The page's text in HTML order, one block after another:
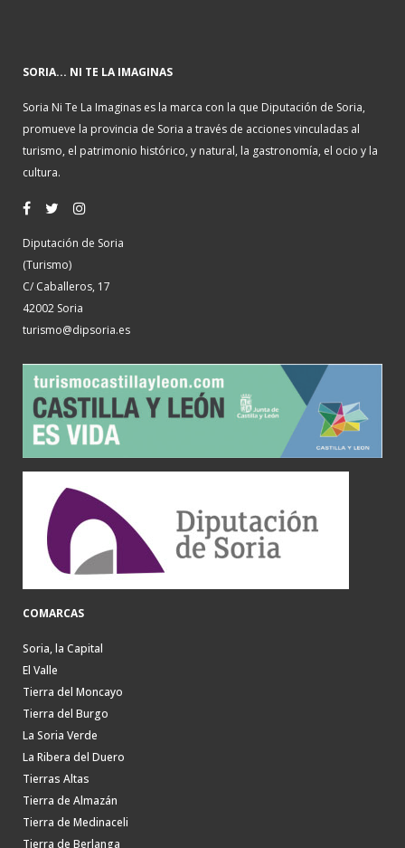
SORIA... NI TE LA IMAGINAS
Soria Ni Te La Imaginas es la marca con la que Diputación de Soria,
promueve la provincia de Soria a través de acciones vinculadas al
turismo, el patrimonio histórico, y natural, la gastronomía, el ocio y la
cultura.
Diputación de Soria
(Turismo)
C/ Caballeros, 17
42002 Soria
turismo@dipsoria.es
COMARCAS
Soria, la Capital
El Valle
Tierra del Moncayo
Tierra del Burgo
La Soria Verde
La Ribera del Duero
Tierras Altas
Tierra de Almazán
Tierra de Medinaceli
Tierra de Berlanga